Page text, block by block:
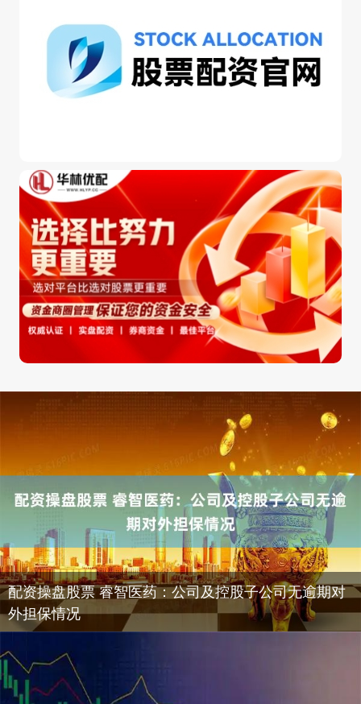
配资操盘股票 睿智医药：公司及控股子公司无逾期对
外担保情况